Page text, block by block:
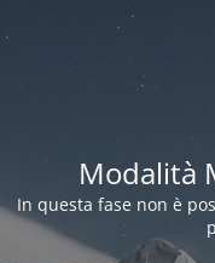
Modalità
In questa fase non è